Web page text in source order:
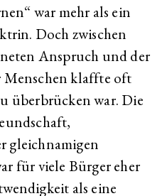
war mehr als ein
Doch zwischen
Anspruch und der
klaffte oft
überbrücken war. Die
gleichnamigen
für viele Bürger eher
als eine